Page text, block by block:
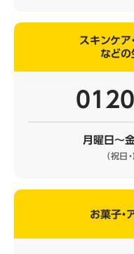
スキンケア
など
月曜日～
（祝日
お菓子・